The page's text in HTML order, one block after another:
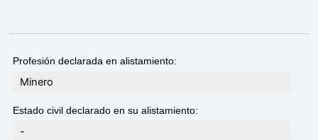
Profesión declarada en alistamiento:
Minero
Estado civil declarado en su alistamiento:
-